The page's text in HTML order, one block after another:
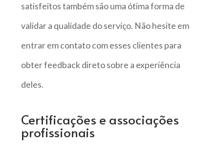
satisfeitos também são uma ótima forma de
validar a qualidade do serviço. Não hesite em
entrar em contato com esses clientes para
obter feedback direto sobre a experiência
deles.
Certificações e associações
profissionais